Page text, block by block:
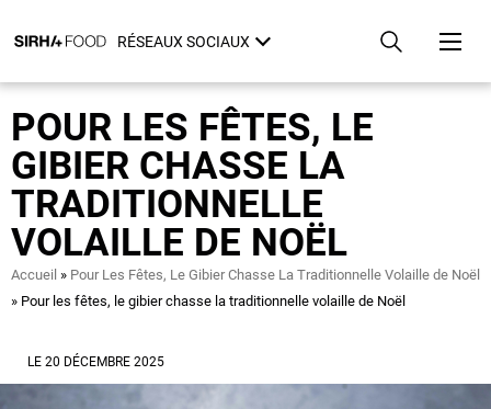
au
principal
RÉSEAUX SOCIAUX
POUR LES FÊTES, LE
GIBIER CHASSE LA
TRADITIONNELLE
VOLAILLE DE NOËL
Fil
d'Ariane
Accueil
Pour Les Fêtes, Le Gibier Chasse La Traditionnelle Volaille de Noël
Pour les fêtes, le gibier chasse la traditionnelle volaille de Noël
LE 20 DÉCEMBRE 2025